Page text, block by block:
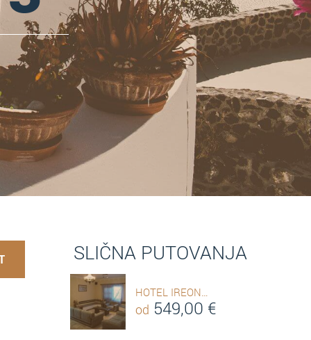
SLIČNA PUTOVANJA
HOTEL IREON…
od 549,00 €